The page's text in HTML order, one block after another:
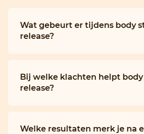
Wat gebeurt er tijdens body
release?
Bij welke klachten helpt body
release?
Welke resultaten merk je na